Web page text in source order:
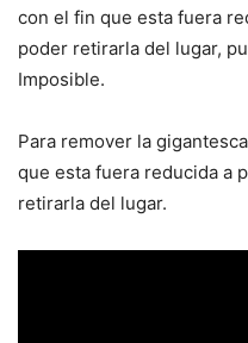
con el fin que esta fuera
poder retirarla del lugar,
Imposible.
Para remover la
que esta fuera reducida a
retirarla del lugar.